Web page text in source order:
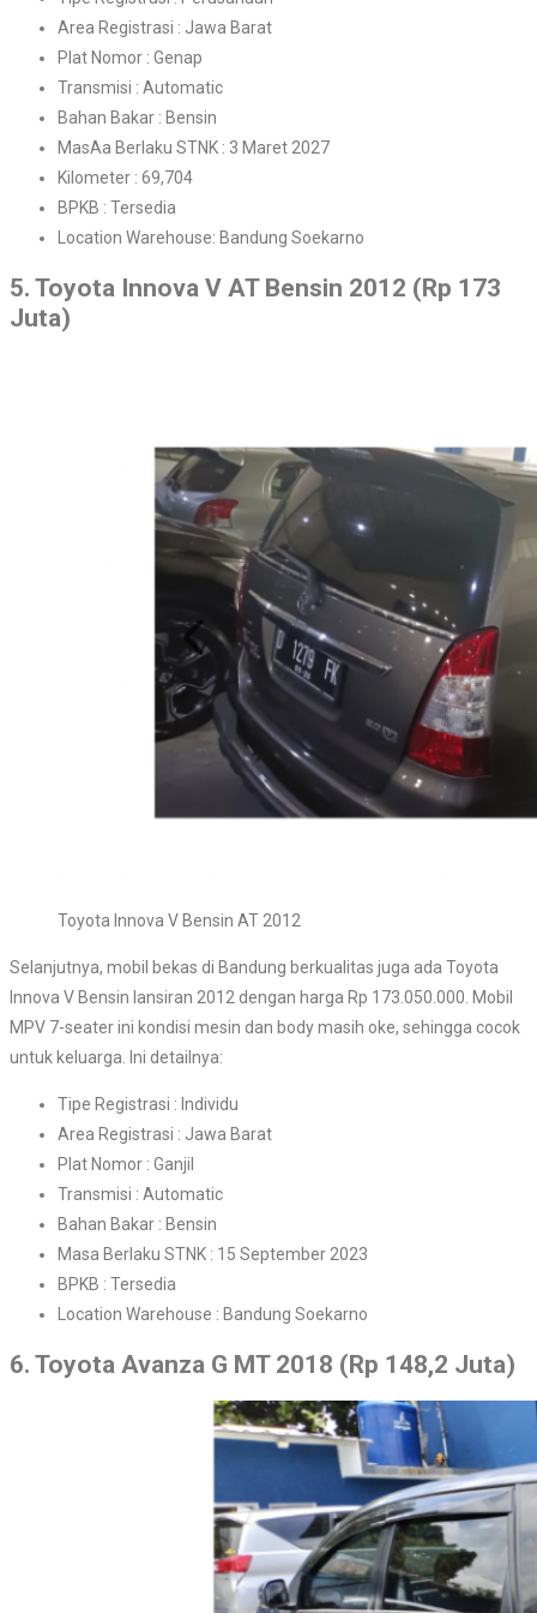
Area Registrasi : Jawa Barat
Plat Nomor : Genap
Transmisi : Automatic
Bahan Bakar : Bensin
MasAa Berlaku STNK : 3 Maret 2027
Kilometer : 69,704
BPKB : Tersedia
Location Warehouse: Bandung Soekarno
5. Toyota Innova V AT Bensin 2012 (Rp 173
Juta)
Toyota Innova V Bensin AT 2012
Selanjutnya, mobil bekas di Bandung berkualitas juga ada Toyota
Innova V Bensin lansiran 2012 dengan harga Rp 173.050.000. Mobil
MPV 7-seater ini kondisi mesin dan body masih oke, sehingga cocok
untuk keluarga. Ini detailnya:
Tipe Registrasi : Individu
Area Registrasi : Jawa Barat
Plat Nomor : Ganjil
Transmisi : Automatic
Bahan Bakar : Bensin
Masa Berlaku STNK : 15 September 2023
BPKB : Tersedia
Location Warehouse : Bandung Soekarno
6. Toyota Avanza G MT 2018 (Rp 148,2 Juta)